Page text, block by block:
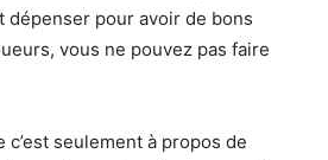
dépenser pour avoir de bons
vous ne pouvez pas faire
seulement à propos de